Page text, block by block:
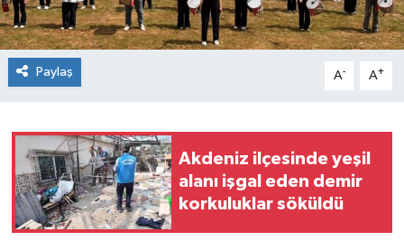
Paylaş A- A+
Akdeniz ilçesinde yeşil
alanı işgal eden demir
korkuluklar söküldü